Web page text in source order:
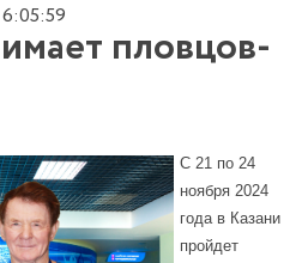
6:06:00
пловцов-
С 21 по 24
ноября 2024
года в Казани
пройдет